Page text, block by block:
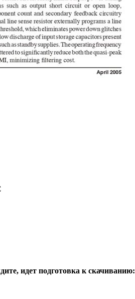
идет подготовка к скачиванию: